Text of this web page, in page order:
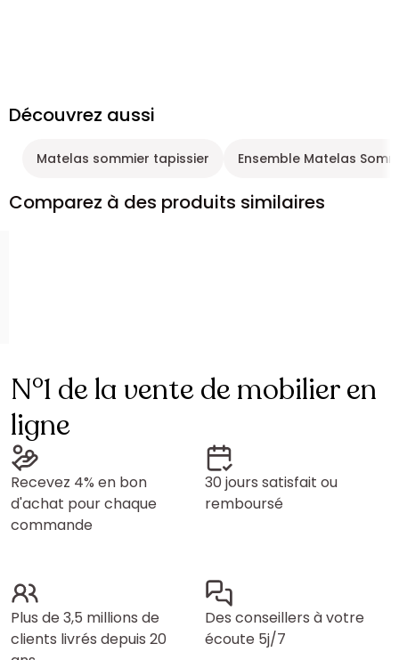
Découvrez aussi
Matelas sommier tapissier Ensemble Matelas
Comparez à des produits similaires
N°1 de la vente de mobilier en
ligne
Recevez 4% en bon
d'achat pour chaque
commande
30 jours satisfait ou
remboursé
Plus de 3,5 millions de
clients livrés depuis 20
Des conseillers à votre
écoute 5j/7